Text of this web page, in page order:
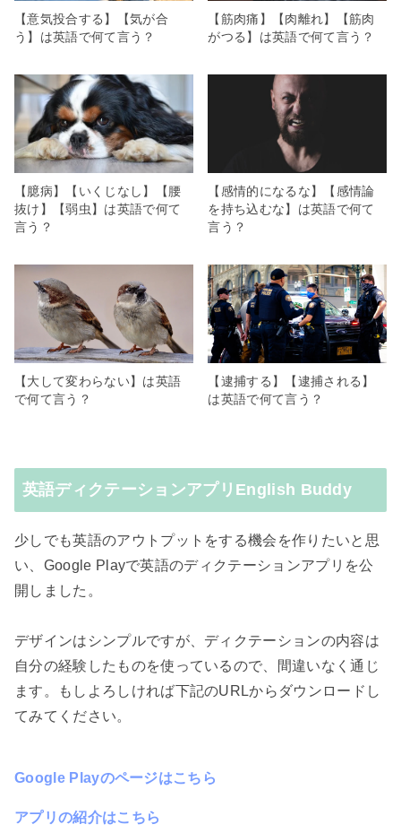
【意気投合する】【気が合
う】は英語で何て言う？
【筋肉痛】【肉離れ】【筋肉
がつる】は英語で何て言う？
【臆病】【いくじなし】【腰
抜け】【弱虫】は英語で何て
言う？
【感情的になるな】【感情論
を持ち込むな】は英語で何て
言う？
【大して変わらない】は英語
で何て言う？
【逮捕する】【逮捕される】
は英語で何て言う？
英語ディクテーションアプリEnglish Buddy
少しでも英語のアウトプットをする機会を作りたいと思
い、Google Playで英語のディクテーションアプリを公
開しました。
デザインはシンプルですが、ディクテーションの内容は
自分の経験したものを使っているので、間違いなく通じ
ます。もしよろしければ下記のURLからダウンロードし
てみてください。
Google Playのページはこちら
アプリの紹介はこちら